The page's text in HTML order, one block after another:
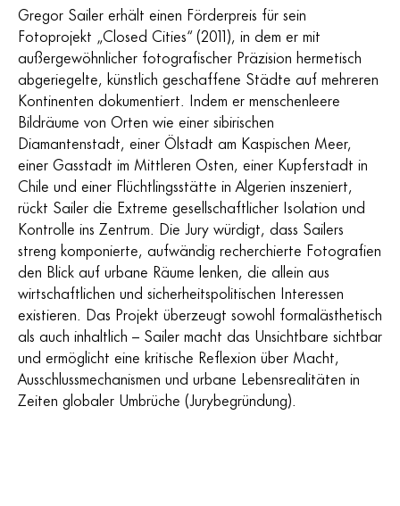
Gregor Sailer erhält einen Förderpreis für sein
Fotoprojekt „Closed Cities“ (2011), in dem er mit
außergewöhnlicher fotografischer Präzision hermetisch
abgeriegelte, künstlich geschaffene Städte auf mehreren
Kontinenten dokumentiert. Indem er menschenleere
Bildräume von Orten wie einer sibirischen
Diamantenstadt, einer Ölstadt am Kaspischen Meer,
einer Gasstadt im Mittleren Osten, einer Kupferstadt in
Chile und einer Flüchtlingsstätte in Algerien inszeniert,
rückt Sailer die Extreme gesellschaftlicher Isolation und
Kontrolle ins Zentrum. Die Jury würdigt, dass Sailers
streng komponierte, aufwändig recherchierte Fotografien
den Blick auf urbane Räume lenken, die allein aus
wirtschaftlichen und sicherheitspolitischen Interessen
existieren. Das Projekt überzeugt sowohl formalästhetisch
als auch inhaltlich – Sailer macht das Unsichtbare sichtbar
und ermöglicht eine kritische Reflexion über Macht,
Ausschlussmechanismen und urbane Lebensrealitäten in
Zeiten globaler Umbrüche (Jurybegründung).